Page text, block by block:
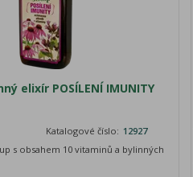
elixír POSÍLENÍ IMUNITY
Katalogové číslo: 12927
s obsahem 10 vitaminů a bylinných